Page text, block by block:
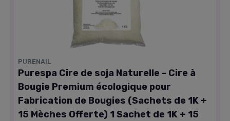
PURENAIL
Purespa Cire de soja Naturelle - Cire à
Bougie Premium écologique pour
Fabrication de Bougies (Sachets de 1K +
15 Mèches Offerte) 1 Sachet de 1K + 15